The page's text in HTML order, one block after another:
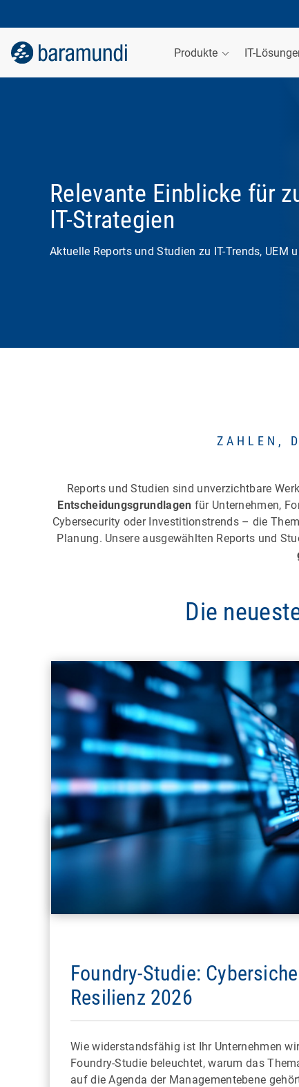
Produkte IT-
Relevante Einblicke für
IT-Strategien
Aktuelle Reports und Studien zu IT-Trends, UEM
ZAHLEN,
Reports und Studien sind unverzichtbare
Entscheidungsgrundlagen für Unternehmen,
Cybersecurity oder Investitionstrends – die
Planung. Unsere ausgewählten Reports und
Die
Foundry-Studie:
Resilienz 2026
Wie widerstandsfähig ist Ihr Unternehmen
Foundry-Studie beleuchtet, warum das
auf die Agenda der Managementebene